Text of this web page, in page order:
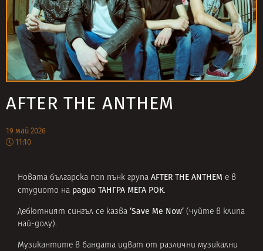
AFTER THE ANTHEM
19 май 2026
11:10
Новата българска поп пънк група AFTER THE ANTHEM e в
студиото на радио ТАНГРА МЕГА РОК.
Дебютният сингъл се казва ‘Save Me Now’ (чуйте в клипа
най-долу).
Музикантите в бандата идват от различни музикални